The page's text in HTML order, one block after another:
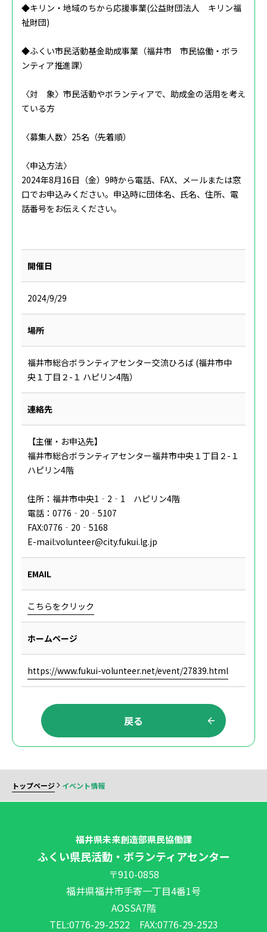
◆キリン・地域のちから応援事業(公益財団法人 キリン福
祉財団)
◆ふくい市民活動基金助成事業（福井市 市民協働・ボラ
ンティア推進課）
〈対 象〉‌市民活動やボランティアで、助成金の活用を考え
ている方
〈募集人数〉25名（先着順）
〈申込方法〉
2024年8月16日（金）9時から電話、FAX、メールまたは窓
口でお申込みください。‌申込時に団体名、氏名、住所、電
話番号をお伝えください。
開催日
2024/9/29
場所
福井市総合ボランティアセンター交流ひろば (福井市中
央１丁目２-１ ハピリン4階）
連絡先
【主催・お申込先】
福井市総合ボランティアセンター福井市中央１丁目２-１
ハピリン4階
住所：福井市中央1‐2‐1 ハピリン4階
電話：0776‐20‐5107
FAX:0776‐20‐5168
E-mail:volunteer@city.fukui.lg.jp
EMAIL
こちらをクリック
ホームページ
https://www.fukui-volunteer.net/event/27839.html
戻る
トップページ イベント情報
福井県未来創造部県民協働課
ふくい県民活動・ボランティアセンター
〒910-0858
福井県福井市手寄一丁目4番1号
AOSSA7階
TEL:0776-29-2522 FAX:0776-29-2523